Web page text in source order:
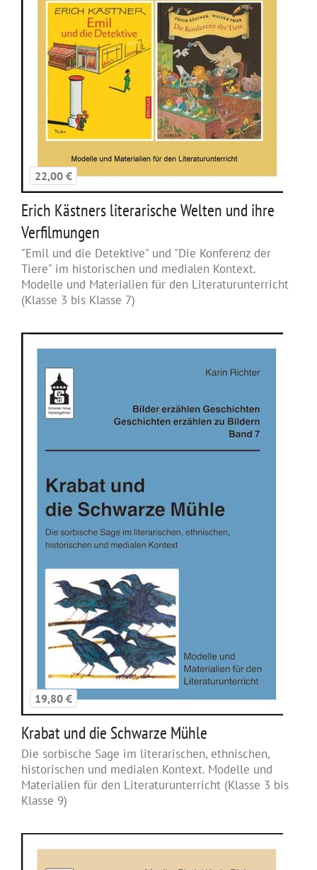
22,00 €
Erich Kästners literarische Welten und ihre
Verfilmungen
"Emil und die Detektive" und "Die Konferenz der
Tiere" im historischen und medialen Kontext.
Modelle und Materialien für den Literaturunterricht
(Klasse 3 bis Klasse 7)
19,80 €
Krabat und die Schwarze Mühle
Die sorbische Sage im literarischen, ethnischen,
historischen und medialen Kontext. Modelle und
Materialien für den Literaturunterricht (Klasse 3 bis
Klasse 9)